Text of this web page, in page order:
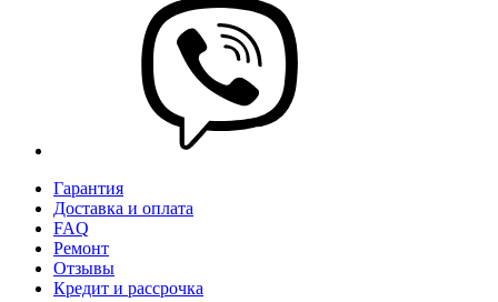
Гарантия
Доставка и оплата
FAQ
Ремонт
Отзывы
Кредит и рассрочка